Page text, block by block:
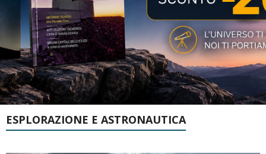
ESPLORAZIONE E ASTRONAUTICA